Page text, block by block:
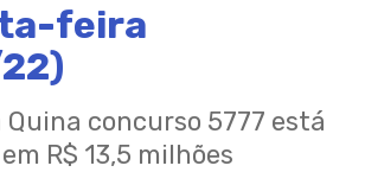
feira
Quina concurso 5777 está
R$ 13,5 milhões